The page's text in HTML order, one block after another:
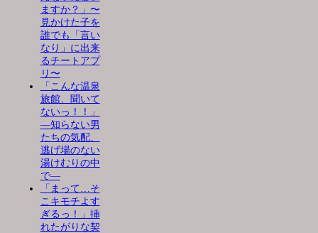
ますか？」〜
見かけた子を
誰でも「言い
なり」に出来
るチートアプ
リ〜
「こんな温泉
旅館、聞いて
ないっ！！」
―知らない男
たちの気配、
逃げ場のない
湯けむりの中
で―
「まって…そ
こキモチよす
ぎるっ！」挿
れたがりな契